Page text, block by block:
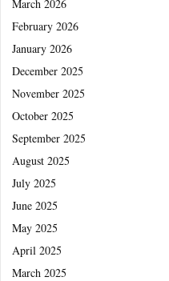
March 2026
February 2026
January 2026
December 2025
November 2025
October 2025
September 2025
August 2025
July 2025
June 2025
May 2025
April 2025
March 2025